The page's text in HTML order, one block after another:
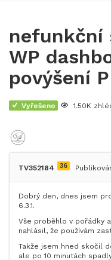
nefunkční
WP
povýšení
Vyřešeno 1.50K
TV352184 36
Dobrý den, dnes jsem
6.3.1.
Vše proběhlo v pořádky
nahlásil, že používám
Takže jsem hned skočil
ale po 10 minutách